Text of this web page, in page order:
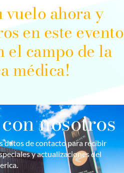
vuelo ahora y
en este evento
el campo de la
médica!
nosotros
datos de contacto para recibir
y actualizaciones del
.